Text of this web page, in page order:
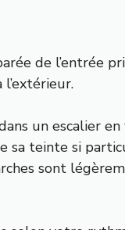
de l’entrée
un escalier
teinte si
sont